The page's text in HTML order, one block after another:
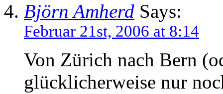
Björn Amherd Says:
Februar 21st, 2006 at 8:14
Von Zürich nach Bern
glücklicherweise nur